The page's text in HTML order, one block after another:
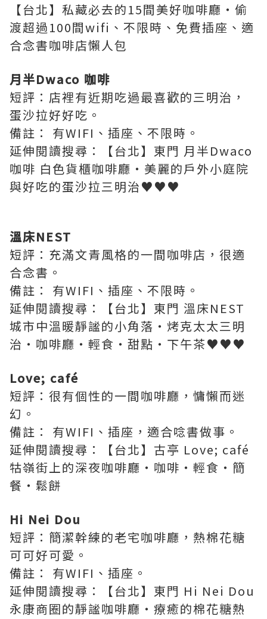
【台北】私藏必去的15間美好咖啡廳‧偷
渡超過100間wifi、不限時、免費插座、適
合念書咖啡店懶人包
月半Dwaco 咖啡
短評：店裡有近期吃過最喜歡的三明治，
蛋沙拉好好吃。
備註： 有WIFI、插座、不限時。
延伸閱讀搜尋：【台北】東門 月半Dwaco
咖啡 白色貨櫃咖啡廳‧美麗的戶外小庭院
與好吃的蛋沙拉三明治♥♥♥
溫床NEST
短評：充滿文青風格的一間咖啡店，很適
合念書。
備註： 有WIFI、插座、不限時。
延伸閱讀搜尋：【台北】東門 溫床NEST
城市中溫暖靜謐的小角落‧烤克太太三明
治‧咖啡廳‧輕食‧甜點‧下午茶♥♥♥
Love; café
短評：很有個性的一間咖啡廳，慵懶而迷
幻。
備註： 有WIFI、插座，適合唸書做事。
延伸閱讀搜尋：【台北】古亭 Love; café
牯嶺街上的深夜咖啡廳‧咖啡‧輕食‧簡
餐‧鬆餅
Hi Nei Dou
短評：簡潔幹練的老宅咖啡廳，熱棉花糖
可可好可愛。
備註： 有WIFI、插座。
延伸閱讀搜尋：
【台北】東門 Hi Nei Dou
永康商圈的靜謐咖啡廳‧療癒的棉花糖熱